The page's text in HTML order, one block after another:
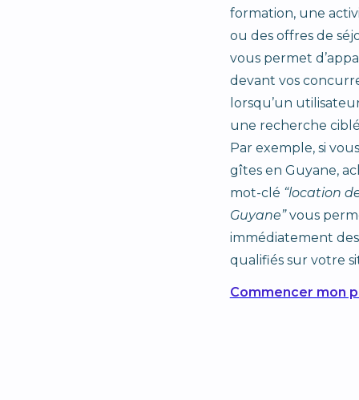
formation, une
ou des offres de
vous permet
devant vos
lorsqu’un
une recherche
Par exemple, si
gîtes en Guyane,
mot-clé “location
Guyane”vous
immédiatement
qualifiés sur votre
Commencer mon